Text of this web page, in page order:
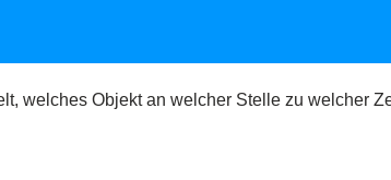
welches Objekt an welcher Stelle zu welcher